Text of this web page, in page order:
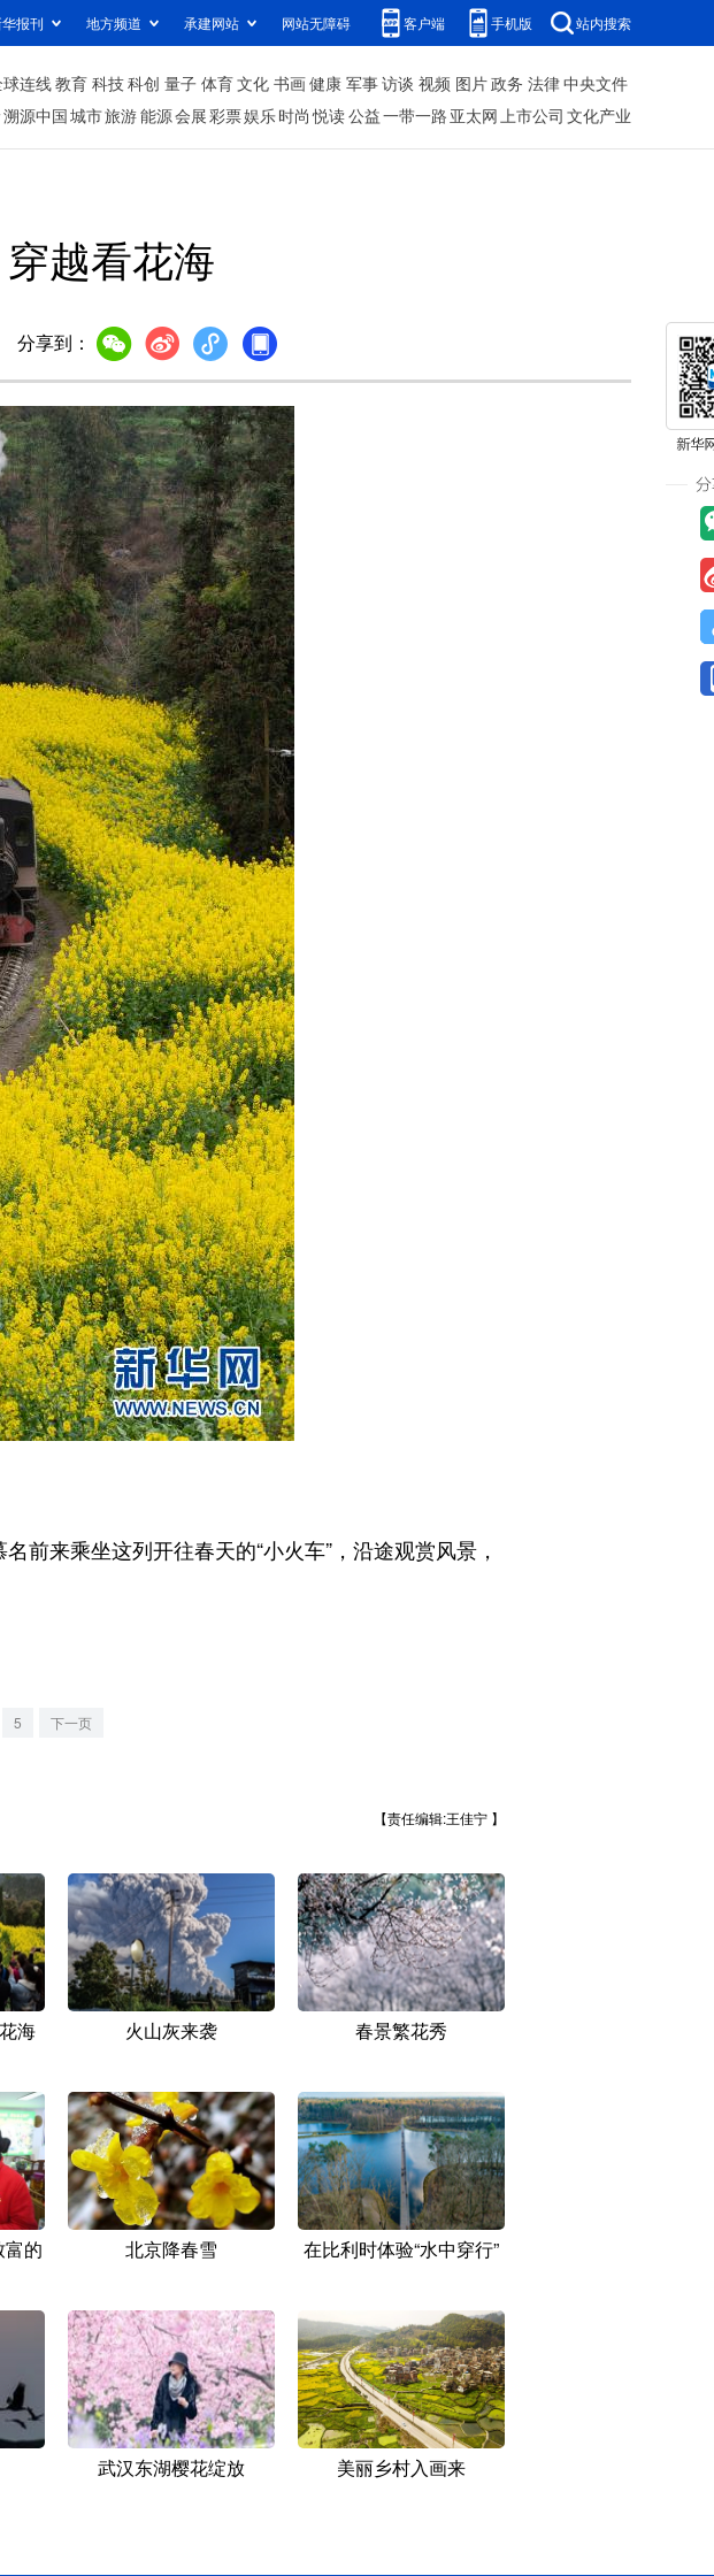
报刊 地方频道 承建网站 网站无障碍 客户端 手机版 站内搜索
连线教育 科技科创 量子 体育文化 书画健康 军事访谈 视频 图片政务 法律中央文件
溯源中国城市旅游能源会展彩票娱乐时尚 悦读公益一带一路 亚太网上市公司 文化产业
越看花海
分享到：
来乘坐这列开往春天的“小火车”，沿途观赏风景，
5 下一页
【责任编辑:王佳宁 】
海 火山灰来袭 春景繁花秀
的
北京降春雪 在比利时体验“水中穿行”
武汉东湖樱花绽放 美丽乡村入画来